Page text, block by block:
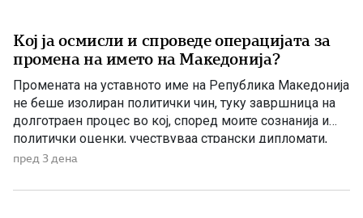
Кој ја осмисли и спроведе операцијата за
промена на името на Македонија?
Промената на уставното име на Република Македонија
не беше изолиран политички чин, туку завршница на
долготраен процес во кој, според моите сознанија и
политички оценки, учествуваа странски дипломати,
домашни политичари и регионални центри на влијание.
американскиот дипломат Филип Рикер, кој долги
пред 3 дена